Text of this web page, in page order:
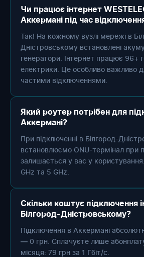
Чи працює інтернет
Аккермані під час
Так! На кожному вузлі мережі в
Дністровському встановлені
генератори. Інтернет працює 96+
електрики. Це особливо важливо
частими відключеннями.
Який роутер потрібен для
Аккермані?
При підключенні в Білгород-
встановлюємо ONU-термінал при
залишається у вас у
GHz та 5 GHz.
Скільки коштує підключення
Білгород-Дністровському?
Підключення в Аккермані
— 0 грн. Сплачуєте лише
місяця: 79 грн за 1 Гбіт/с.